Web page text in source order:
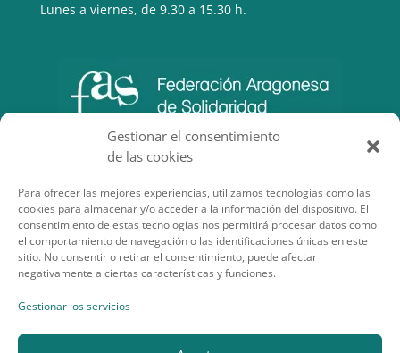
Gestionar el consentimiento
de las cookies
Para ofrecer las mejores experiencias, utilizamos tecnologías como las
cookies para almacenar y/o acceder a la información del dispositivo. El
consentimiento de estas tecnologías nos permitirá procesar datos como
el comportamiento de navegación o las identificaciones únicas en este
sitio. No consentir o retirar el consentimiento, puede afectar
negativamente a ciertas características y funciones.
Gestionar los servicios
Lunes a viernes, de 9.30 a 15.30 h.
SECCIONES DE INTERÉS